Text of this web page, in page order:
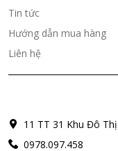
Tin tức
Hướng dẫn mua hàng
Liên hệ
11 TT 31 Khu Đô
0978.097.458